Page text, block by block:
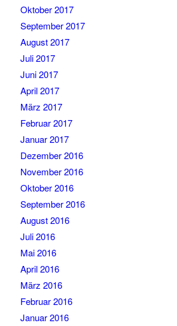
Oktober 2017
September 2017
August 2017
Juli 2017
Juni 2017
April 2017
März 2017
Februar 2017
Januar 2017
Dezember 2016
November 2016
Oktober 2016
September 2016
August 2016
Juli 2016
Mai 2016
April 2016
März 2016
Februar 2016
Januar 2016